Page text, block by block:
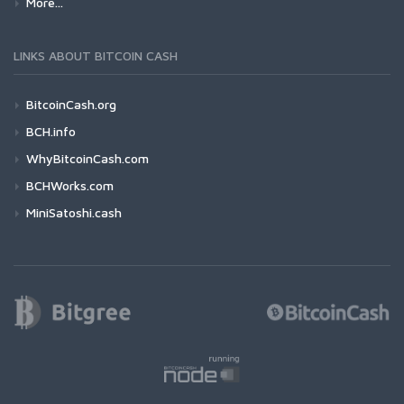
LINKS ABOUT BITCOIN CASH
BitcoinCash.org
BCH.info
WhyBitcoinCash.com
BCHWorks.com
MiniSatoshi.cash